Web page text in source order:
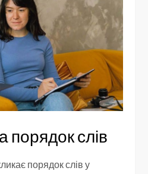
порядок слів
порядок слів у